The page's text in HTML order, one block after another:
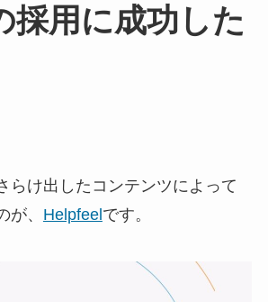
採用に成功した
らけ出したコンテンツによって
が、 Helpfeel です。